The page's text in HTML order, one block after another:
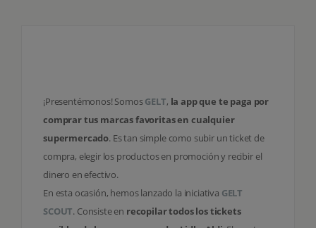
¡Presentémonos! SomosGELT, la app que te paga por
comprar tus marcas favoritas en cualquier
supermercado. Es tan simple como subir un ticket de
compra, elegir los productos en promoción y recibir el
dinero en efectivo.
En esta ocasión, hemos lanzado la iniciativa GELT
SCOUT. Consiste en recopilar todos los tickets